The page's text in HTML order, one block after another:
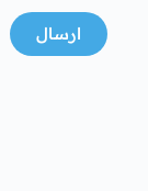
ارسال